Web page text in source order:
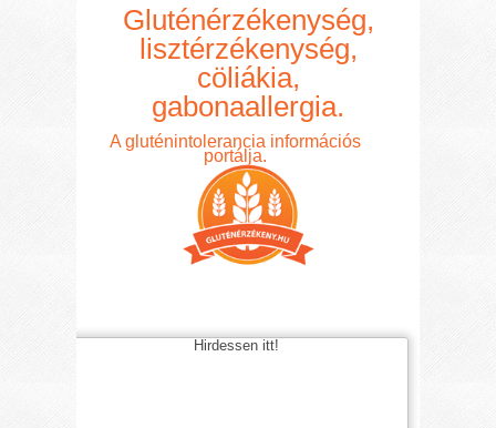
Gluténérzékenység,
lisztérzékenység,
cöliákia,
gabonaallergia.
A gluténintolerancia információs
portálja.
Hirdessen itt!